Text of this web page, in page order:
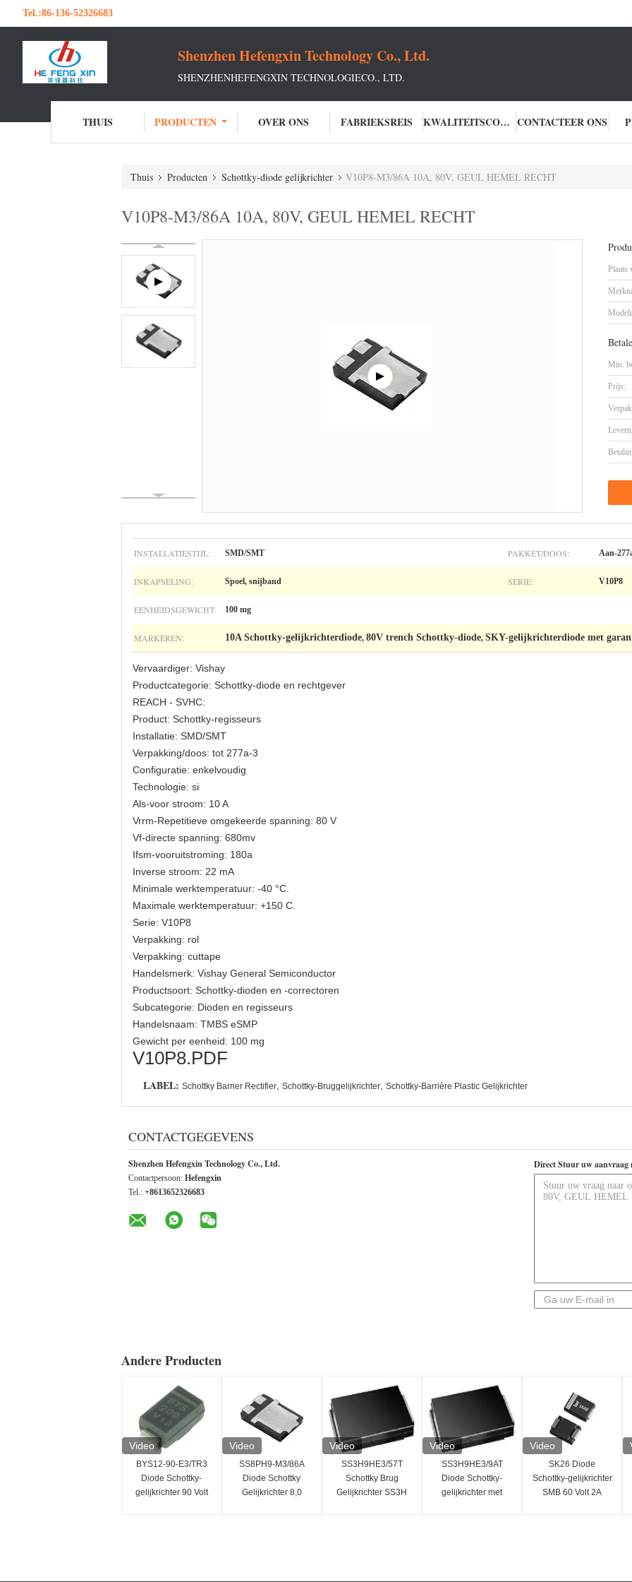
Tel.:86-136-52326683
Shenzhen Hefengxin Technology Co., Ltd.
SHENZHENHEFENGXIN TECHNOLOGIECO., LTD.
THUIS PRODUCTEN OVER ONS FABRIEKSREIS KWALITEITSCONTROLE CONTACTEER ONS
Thuis Producten Schottky-diode gelijkrichter V10P8-M3/86A 10A, 80V, GEUL HEMEL RECHT
V10P8-M3/86A 10A, 80V, GEUL HEMEL RECHT
Plaats
Min.
Prijs:
INSTALLATIESTIJL: SMD/SMT PAKKET/DOOS: Aan-
INKAPSELING: Spoel, snijband SERIE: V10P8
EENHEIDSGEWICHT: 100 mg
MARKEREN: 10A Schottky-gelijkrichterdiode, 80V trench Schottky-diode, SKY-gelijkrichterdiode met
Vervaardiger: Vishay
Productcategorie: Schottky-diode en rechtgever
REACH - SVHC:
Product: Schottky-regisseurs
Installatie: SMD/SMT
Verpakking/doos: tot 277a-3
Configuratie: enkelvoudig
Technologie: si
Als-voor stroom: 10 A
Vrrm-Repetitieve omgekeerde spanning: 80 V
Vf-directe spanning: 680mv
Ifsm-vooruitstroming: 180a
Inverse stroom: 22 mA
Minimale werktemperatuur: -40 °C.
Maximale werktemperatuur: +150 C.
Serie: V10P8
Verpakking: rol
Verpakking: cuttape
Handelsmerk: Vishay General Semiconductor
Productsoort: Schottky-dioden en -correctoren
Subcategorie: Dioden en regisseurs
Handelsnaam: TMBS eSMP
Gewicht per eenheid: 100 mg
V10P8.PDF
LABEL: Schottky Barrier Rectifier Schottky-Bruggelijkrichter Schottky-Barrière Plastic Gelijkrichter
CONTACTGEGEVENS
Shenzhen Hefengxin Technology Co., Ltd.
Contactpersoon: Hefengxin
Tel.: +8613652326683
Direct Stuur uw aanvraag
Andere Producten
Video
BYS12-90-E3/TR3
Diode Schottky-
gelijkrichter 90 Volt
Video
SS8PH9-M3/86A
Diode Schottky
Gelijkrichter 8,0
Video
SS3H9HE3/57T
Schottky Brug
Gelijkrichter SS3H
Video
SS3H9HE3/9AT
Diode Schottky-
gelijkrichter met
Video
SK26 Diode
Schottky-gelijkrichter
SMB 60 Volt 2A